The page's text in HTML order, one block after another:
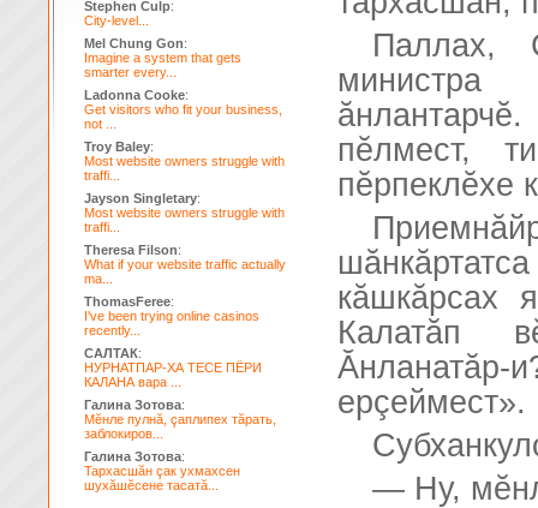
Паллах,
пĕлмест,
пĕрпеклĕхе
кăшкăрсах
Калатăп
ерçеймест».
— Ну,
Stephen Culp:
City-level...
Mel Chung Gon:
Imagine a system that gets
smarter every...
Ladonna Cooke:
Get visitors who fit your business,
not ...
Troy Baley:
Most website owners struggle with
traffi...
Jayson Singletary:
Most website owners struggle with
traffi...
Theresa Filson:
What if your website traffic actually
ma...
ThomasFeree:
I've been trying online casinos
recently...
САЛТАК:
НУРНАТПАР-ХА ТЕСЕ ПЁРИ
КАЛАНА вара ...
Галина Зотова:
Мĕнле пулнă, çаплипех тăрать,
заблокиров...
Галина Зотова:
Тархасшăн çак ухмахсен
шухăшĕсене тасатă...